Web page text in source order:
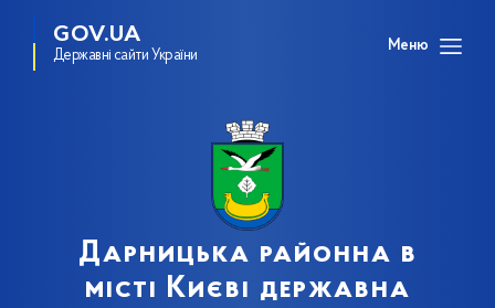
GOV.UA
Державні сайти України
Меню
Дарницька районна в
місті Києві державна